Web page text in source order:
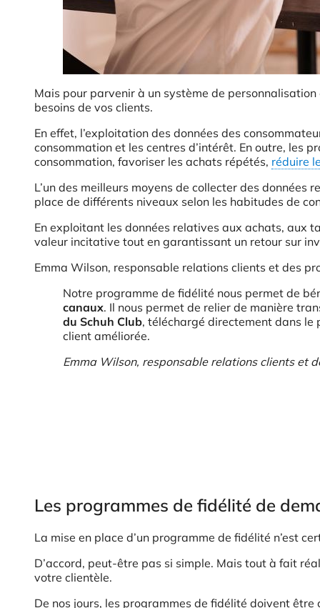
Mais pour parvenir à un système de
besoins de vos clients.
En effet, l’exploitation des données des
consommation et les centres d’intérêt. En outre, les
consommation, favoriser les achats répétés, réduire
L’un des meilleurs moyens de collecter des
place de différents niveaux selon les habitudes de
En exploitant les données relatives aux achats, aux
valeur incitative tout en garantissant un retour sur
Emma Wilson, responsable relations clients et des
Notre programme de fidélité nous permet de
canaux. Il nous permet de relier de manière
du Schuh Club, téléchargé directement dans le
client améliorée.
Emma Wilson, responsable relations clients et
Les programmes de fidélité de
La mise en place d’un programme de fidélité n’est
D’accord, peut-être pas si simple. Mais tout à fait
votre clientèle.
De nos jours, les programmes de fidélité doivent